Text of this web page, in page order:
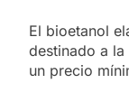
El bioetanol
destinado a
un precio